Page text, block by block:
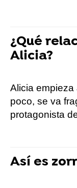
¿Qué
Alicia?
Alicia empieza
poco, se va
protagonista
Así es